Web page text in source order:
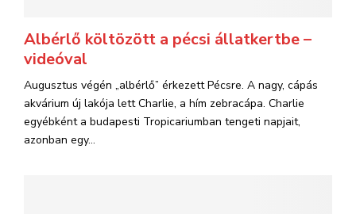
Albérlő költözött a pécsi állatkertbe –
videóval
Augusztus végén „albérlő” érkezett Pécsre. A nagy, cápás
akvárium új lakója lett Charlie, a hím zebracápa. Charlie
egyébként a budapesti Tropicariumban tengeti napjait,
azonban egy...